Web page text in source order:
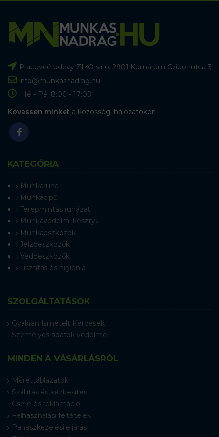
Pracovné odevy ZIKO s.r.o. 2901 Komárom Czibor utca 3
info@munkasnadrag.hu
Hé - Pé: 8:00 - 17:00
Kövessen minket a közösségi hálózatokon
KATEGÓRIA
Munkaruha
Munkacipő
Terepmintás ruházat
Munkavédelmi kesztyű
Munkaeszközök
Jelzőeszközök
Védőeszközök
Tisztítás és higiénia
SZOLGÁLTATÁSOK
Gyakran Ismételt Kérdések
Személyes adatok védelme
MINDEN A VÁSÁRLÁSRÓL
Mérettáblázatok
Szállítás és kézbesítés
Csere és reklamáció
Felhasználási feltételek
Panaszkezelési eljárás